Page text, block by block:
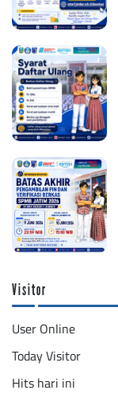
Visitor
User Online
Today Visitor
Hits hari ini